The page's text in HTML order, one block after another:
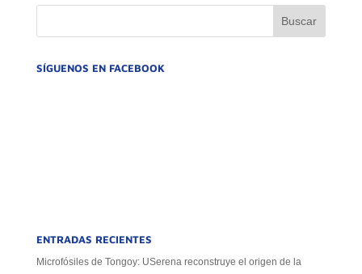
SÍGUENOS EN FACEBOOK
ENTRADAS RECIENTES
Microfósiles de Tongoy: USerena reconstruye el origen de la